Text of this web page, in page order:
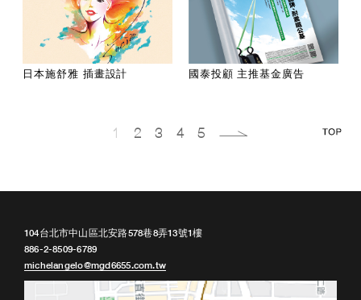
日本施舒雅 插畫設計 國泰投顧 主推基金廣告
1 2 3 4 5
104台北市中山區北安路578巷8弄13號1樓
886-2-8509-6789
michelangelo@mgd6655.com.tw